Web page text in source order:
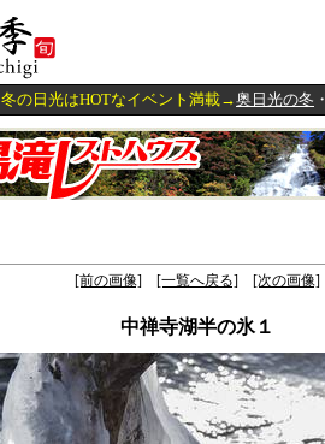
冬の日光はHOTなイベント満載→奥日光の冬 ・
[前の画像] [一覧へ戻る] [次の画像]
中禅寺湖半の氷１